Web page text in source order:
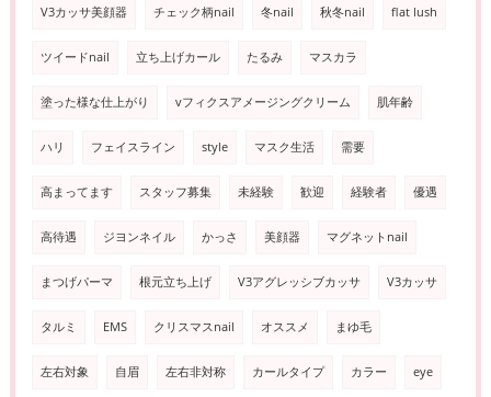
V3カッサ美顔器 チェック柄nail 冬nail 秋冬nail flat lush
ツイードnail 立ち上げカール たるみ マスカラ
塗った様な仕上がり vフィクスアメージングクリーム 肌年齢
ハリ フェイスライン style マスク生活 需要
高まってます スタッフ募集 未経験 歓迎 経験者 優遇
高待遇 ジヨンネイル かっさ 美顔器 マグネットnail
まつげパーマ 根元立ち上げ V3アグレッシブカッサ V3カッサ
タルミ EMS クリスマスnail オススメ まゆ毛
左右対象 自眉 左右非対称 カールタイプ カラー eye